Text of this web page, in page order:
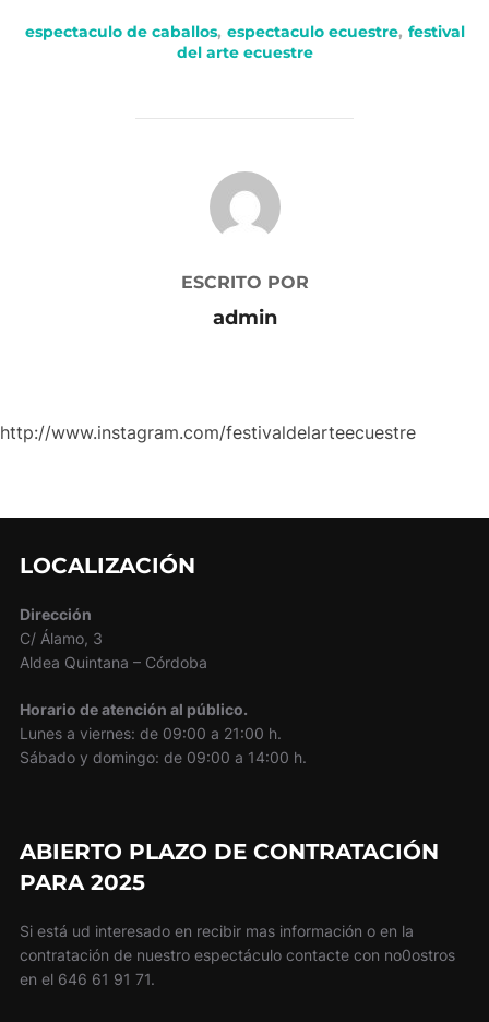
espectaculo de caballos, espectaculo ecuestre, festival
del arte ecuestre
AUTOR DE LA PUBLICACIÓN
ESCRITO POR
admin
http://www.instagram.com/festivaldelarteecuestre
LOCALIZACIÓN
Dirección
C/ Álamo, 3
Aldea Quintana – Córdoba
Horario de atención al público.
Lunes a viernes: de 09:00 a 21:00 h.
Sábado y domingo: de 09:00 a 14:00 h.
ABIERTO PLAZO DE CONTRATACIÓN
PARA 2025
Si está ud interesado en recibir mas información o en la
contratación de nuestro espectáculo contacte con no0ostros
en el 646 61 91 71.